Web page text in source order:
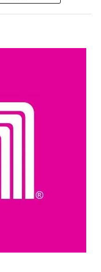
a los servicios
como parte de la